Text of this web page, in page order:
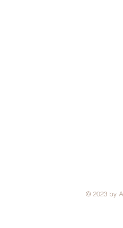
© 2023 by